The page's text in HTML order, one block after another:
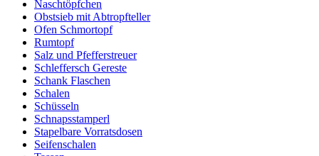
Naschtöpfchen
Obstsieb mit Abtropfteller
Ofen Schmortopf
Rumtopf
Salz und Pfefferstreuer
Schleffersch Gereste
Schank Flaschen
Schalen
Schüsseln
Schnapsstamperl
Stapelbare Vorratsdosen
Seifenschalen